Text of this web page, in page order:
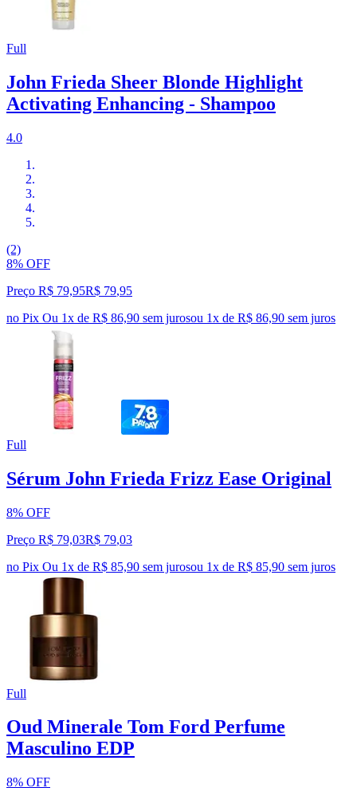
Full
John Frieda Sheer Blonde Highlight
Activating Enhancing - Shampoo
4.0
(2)
8% OFF
Preço R$ 79,95R$ 79,95
no Pix Ou 1x de R$ 86,90 sem jurosou 1x de R$ 86,90 sem juros
Full
Sérum John Frieda Frizz Ease Original
8% OFF
Preço R$ 79,03R$ 79,03
no Pix Ou 1x de R$ 85,90 sem jurosou 1x de R$ 85,90 sem juros
Full
Oud Minerale Tom Ford Perfume
Masculino EDP
8% OFF